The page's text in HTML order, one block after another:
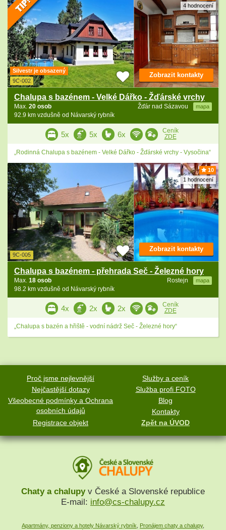
4 hodnocení
Silvestr je obsazený
9C-002
Chalupa s bazénem - Velké Dářko - Žďárské vrchy
Žďár nad Sázavou mapa
Max. 20 osob
92.9 km vzdušně od Návarský rybník
Zobrazit kontakty
5x 5x 6x
Ceník
ZDE
„Rodinná Chalupa s bazénem - Velké Dářko - Žďárské vrchy - Vysočina“
10
1 hodnocení
9C-005
Chalupa s bazénem - přehrada Seč - Železné hory
Rostejn mapa
Max. 18 osob
98.2 km vzdušně od Návarský rybník
Zobrazit kontakty
4x 2x 2x
Ceník
ZDE
„Chalupa s bazén a hřiště - vodní nádrž Seč - Železné hory“
Proč jsme nejlevnější
Služby a ceník
Nejčastější dotazy
Služba profi FOTO
Všeobecné podmínky a Ochrana
osobních údajů
Blog
Kontakty
Registrace objekt
Zpět na ÚVOD
Chaty a chalupyv České a Slovenské republice
E-mail: info@cs-chalupy.cz
Apartmány, penziony a hotely Návarský rybník Pronájem chaty a chalupy,